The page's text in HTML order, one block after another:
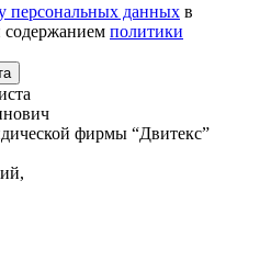
персональных данных в
содержанием политики
фирмы “Двитекс”